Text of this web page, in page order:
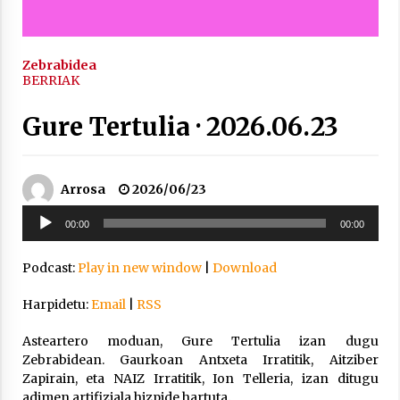
2021/11/12
esker guztioi!
2021/11/11
Zebrabidea
BERRIAK
Gure Tertulia · 2026.06.23
Arrosa
2026/06/23
Soinu
erreproduzigailua
00:00 00:00
Podcast:Play in new window| Download
Harpidetu:Email| RSS
Asteartero moduan, Gure Tertulia izan dugu
Zebrabidean. Gaurkoan Antxeta Irratitik, Aitziber
Zapirain, eta NAIZ Irratitik, Ion Telleria, izan ditugu